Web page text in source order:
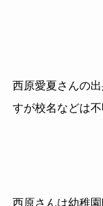
西原愛夏さんの
すが校名などは不
西原さんは幼稚